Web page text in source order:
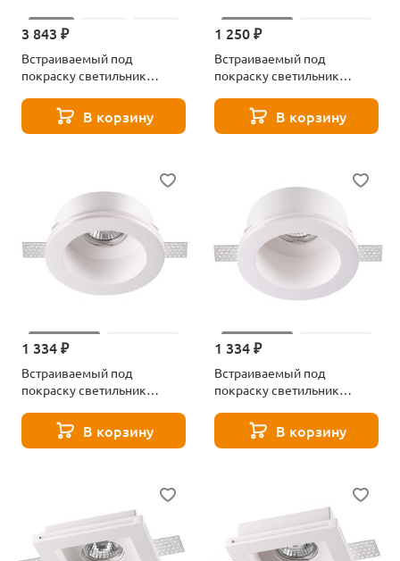
3 843 ₽
Встраиваемый под
покраску светильник
В корзину
1 250 ₽
Встраиваемый под
покраску светильник
В корзину
1 334 ₽
Встраиваемый под
покраску светильник
В корзину
1 334 ₽
Встраиваемый под
покраску светильник
В корзину